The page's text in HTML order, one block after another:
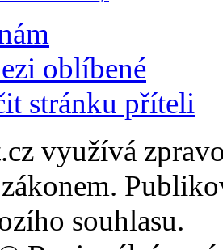
oblíbené
stránku příteli
využívá
souhlasu.